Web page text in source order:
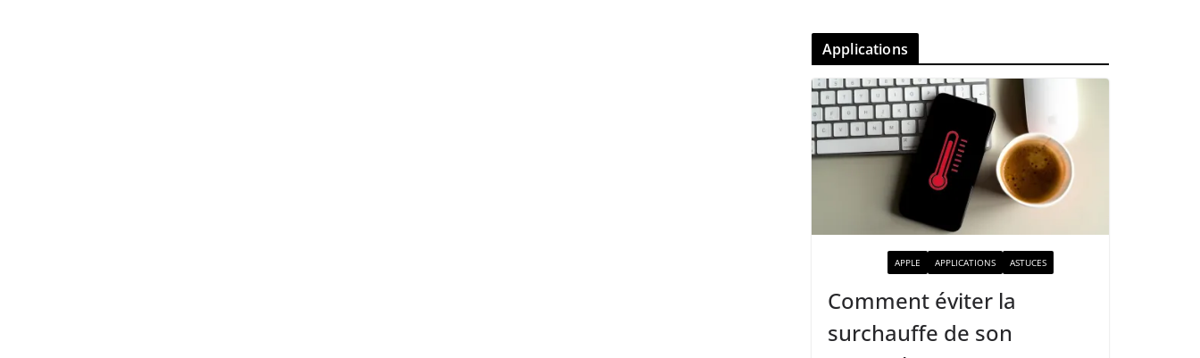
Applications
APPLE APPLICATIONS ASTUCES
Comment éviter la
surchauffe de son